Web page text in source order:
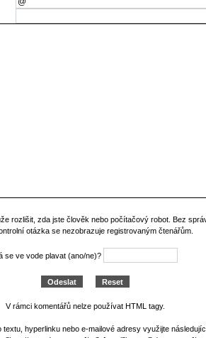
rozlišit, zda jste člověk nebo počítačový robot. Bez
otázka se nezobrazuje registrovaným čtenářům.
se ve vode plavat (ano/ne)?
V rámci komentářů nelze používat HTML tagy.
textu, hyperlinku nebo e-mailové adresy využijte